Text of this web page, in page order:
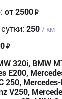
от 2500
250 / км
320i, BMW
E200,
250,
V250,